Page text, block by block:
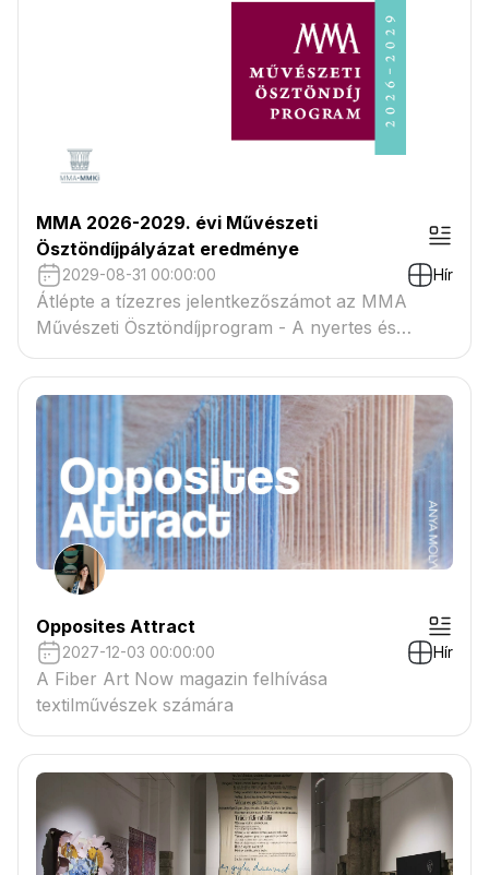
MMA 2026-2029. évi Művészeti
Ösztöndíjpályázat eredménye
2029-08-31 00:00:00 Hír
Átlépte a tízezres jelentkezőszámot az MMA
Művészeti Ösztöndíjprogram - A nyertes és
tartaléklistás pályázók névsora megtekinthető a
csatolmányban
Opposites Attract
2027-12-03 00:00:00 Hír
A Fiber Art Now magazin felhívása
textilművészek számára